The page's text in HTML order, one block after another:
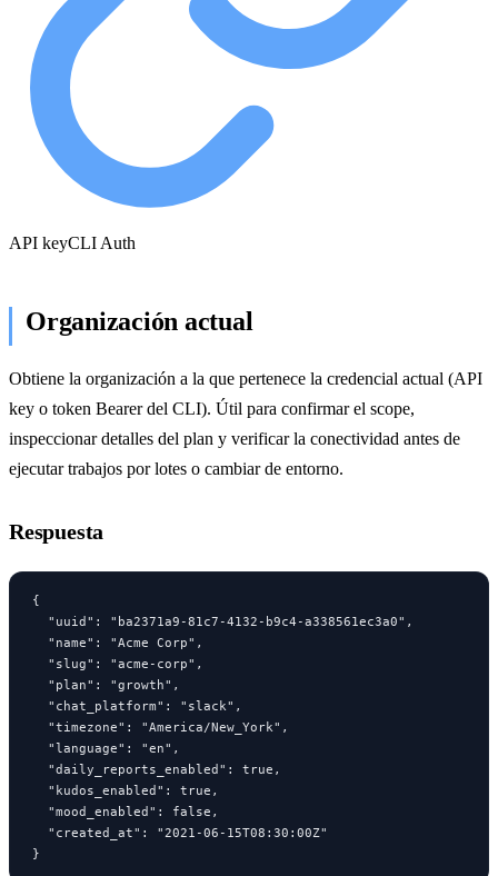
API keyCLI Auth
Organización actual
Obtiene la organización a la que pertenece la credencial actual (API
key o token Bearer del CLI). Útil para confirmar el scope,
inspeccionar detalles del plan y verificar la conectividad antes de
ejecutar trabajos por lotes o cambiar de entorno.
Respuesta
{
  "uuid": "ba2371a9-81c7-4132-b9c4-a338561ec3a0",
  "name": "Acme Corp",
  "slug": "acme-corp",
  "plan": "growth",
  "chat_platform": "slack",
  "timezone": "America/New_York",
  "language": "en",
  "daily_reports_enabled": true,
  "kudos_enabled": true,
  "mood_enabled": false,
  "created_at": "2021-06-15T08:30:00Z"
}